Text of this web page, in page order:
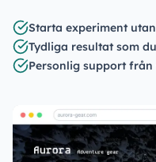
Starta experiment
Tydliga resultat som
Personlig support